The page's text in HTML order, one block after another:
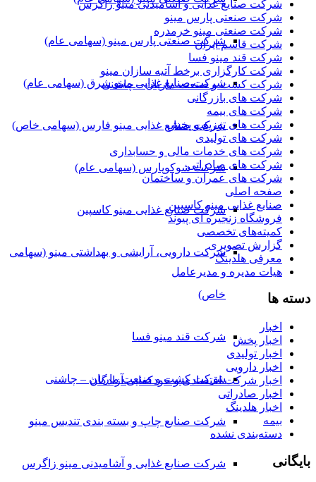
شرکت صنعتی پارس مینو (سهامی عام)
شرکت صنایع غذایی مینو شرق (سهامی عام)
شرکت صنایع غذایی مینو فارس (سهامی خاص)
شرکت شوکوپارس (سهامی عام)
شرکت صنایع غذایی مینو کاسپین
شرکت دارویی، آرایشی و بهداشتی مینو (سهامی
خاص)
شرکت قند مینو فسا
شرکت کشت و صنعت ماریان – چاشنی
شرکت صنایع چاپ و بسته بندی تندیس مینو
شرکت صنایع غذایی و آشامیدنی مینو زاگرس
شرکت صنایع غذایی و آشامیدنی مینو زاگرس
شرکت صنعتی پارس مینو
شرکت صنعتی مینو خرمدره
شرکت قاسم ایران
شرکت قند مینو فسا
شرکت کارگزاری برخط آتیه سازان مینو
شرکت کشت و صنعت ماریان – چاشنی
شرکت های بازرگانی
شرکت های بیمه
شرکت های توزیع و پخش
شرکت های تولیدی
شرکت های خدمات مالی و حسابداری
شرکت های صادراتی
شرکت های عمران و ساختمان
صفحه اصلی
صنایع غذایی مینو کاسپین
فروشگاه زنجیره ای پیوند
کمیته‌های تخصصی
گزارش تصویری
معرفی هلدینگ
هیات مدیره و مدیرعامل
دسته ها
اخبار
اخبار پخش
اخبار تولیدی
اخبار دارویی
اخبار شرکت اقتصادی و خودکفایی آزادگان
اخبار صادراتی
اخبار هلدینگ
بیمه
دسته‌بندی نشده
بایگانی